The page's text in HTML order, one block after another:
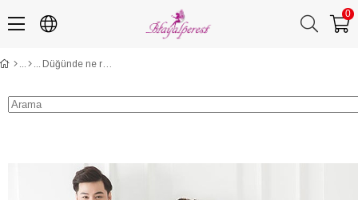
0
Düğünde ne renk giyilmez?